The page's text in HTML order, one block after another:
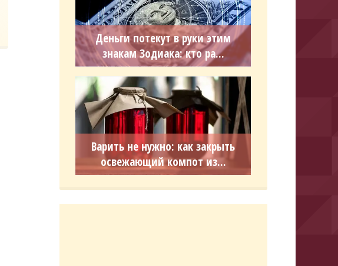
Деньги потекут в руки этим
знакам Зодиака: кто ра...
Варить не нужно: как закрыть
освежающий компот из...